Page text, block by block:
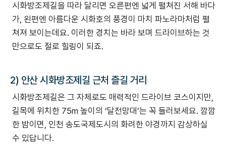
시화방조제길을 따라 달리면 오른편엔 넓게 펼쳐진 서해 바다
가, 왼편엔 아름다운 시화호의 풍경이 마치 파노라마처럼 펼
쳐져 보이는데요. 이러한 경치는 바라 보며 드라이브하는 것
만으로도 절로 힐링이 되죠.
2) 안산 시화방조제길 근처 즐길 거리
시화방조제길은 그 자체로도 매력적인 드라이브 코스이지만,
길목에 위치한 75m 높이의 ‘달전망대’는 꼭 들러보세요. 깜깜
한 밤이면, 인천 송도국제도시의 화려한 야경까지 감상하실
수 있답니다.